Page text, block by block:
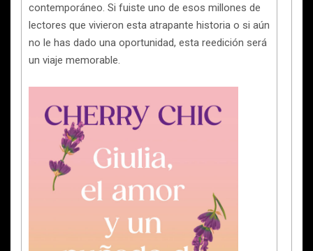
contemporáneo. Si fuiste uno de esos millones de
lectores que vivieron esta atrapante historia o si aún
no le has dado una oportunidad, esta reedición será
un viaje memorable.